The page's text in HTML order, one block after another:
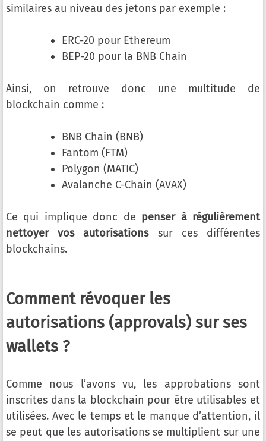
similaires au niveau des jetons par exemple :
ERC-20 pour Ethereum
BEP-20 pour la BNB Chain
Ainsi, on retrouve donc une multitude de
blockchain comme :
BNB Chain (BNB)
Fantom (FTM)
Polygon (MATIC)
Avalanche C-Chain (AVAX)
Ce qui implique donc de penser à régulièrement
nettoyer vos autorisationssur ces différentes
blockchains.
Comment révoquer les
autorisations (approvals) sur ses
wallets ?
Comme nous l’avons vu, les approbations sont
inscrites dans la blockchain pour être utilisables et
utilisées. Avec le temps et le manque d’attention, il
se peut que les autorisations se multiplient sur une